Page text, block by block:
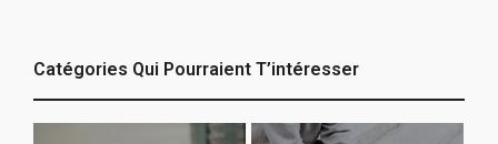
Catégories Qui Pourraient T’intéresser